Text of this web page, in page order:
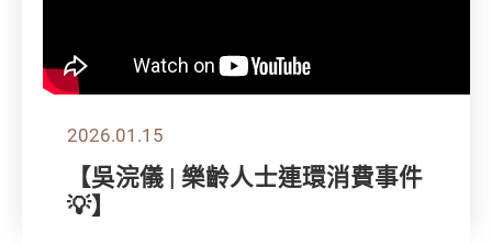
2026.01.15
【吳浣儀 | 樂齡人士連環消費事件
💡】